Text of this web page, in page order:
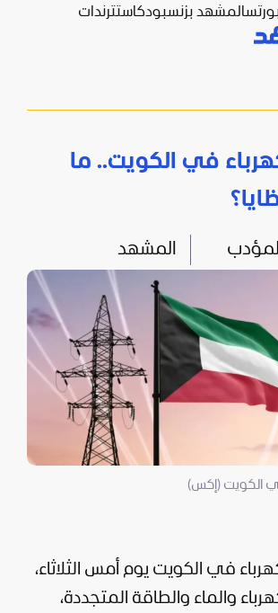
المشهد بزنسبودكاستترندات
في الكويت.. ما
المشهد
في الكويت (إكس)
في الكويت يوم أمس الثلاثاء،
والماء والطاقة المتجددة،